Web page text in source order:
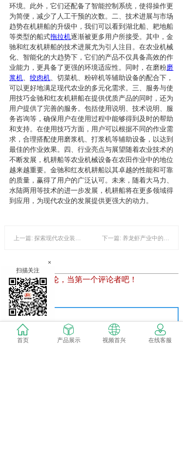
环境。此外，它们还配备了智能控制系统，使得操作更
为简便，减少了人工干预的次数。二、技术进展与市场
趋势在机耕船的升级中，我们可以看到湖北船、耙地船
等类型的船式拖拉机逐渐被更多用户所接受。其中，金
驰和红友机耕船的技术进展尤为引人注目。在农业机械
化、智能化的大趋势下，它们的产品不仅具备高效的作
业能力，更具备了更强的环境适应性。同时，在磨粉磨
浆机、绞肉机、切菜机、粉碎机等辅助设备的配合下，
可以更好地满足现代农业的多元化需求。三、服务与使
用技巧金驰和红友机耕船在提供优质产品的同时，还为
用户提供了完善的服务。包括使用说明、技术说明、服
务咨询等，确保用户在使用过程中能够得到及时的帮助
和支持。在使用技巧方面，用户可以根据不同的作业需
求，合理搭配使用磨浆机、打浆机等辅助设备，以达到
最佳的作业效果。四、行业亮点与展望随着农业技术的
不断发展，机耕船等农业机械设备在农田作业中的地位
越来越重要。金驰和红友机耕船以其卓越的性能和可靠
的质量，赢得了用户的广泛认可。未来，随着大马力、
水陆两用等技术的进一步发展，机耕船将在更多领域得
到应用，为现代农业的发展提供更强大的动力。
上一篇: 探索现代农业装备及食品加工机械的热点与发展——以绞肉机、拖拉机为例 下一篇: 养龙虾产业中的机械设备技术应用与发展趋势
暂时还没有评论，当第一个评论者吧！
发表评论
首页 产品展示 视频首兴 在线客服
×
扫描关注